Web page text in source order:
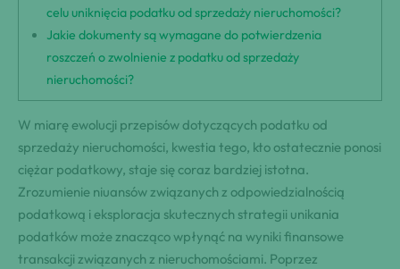
celu uniknięcia podatku od sprzedaży nieruchomości?
Jakie dokumenty są wymagane do potwierdzenia
roszczeń o zwolnienie z podatku od sprzedaży
nieruchomości?
W miarę ewolucji przepisów dotyczących podatku od
sprzedaży nieruchomości, kwestia tego, kto ostatecznie ponosi
ciężar podatkowy, staje się coraz bardziej istotna.
Zrozumienie niuansów związanych z odpowiedzialnością
podatkową i eksploracja skutecznych strategii unikania
podatków może znacząco wpłynąć na wyniki finansowe
transakcji związanych z nieruchomościami. Poprzez